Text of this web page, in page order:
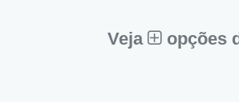
Veja opções